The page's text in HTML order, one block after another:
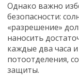
Однако важно
безопасности:
«разрешение»
наносить
каждые два часа
потоотделения,
защиты.